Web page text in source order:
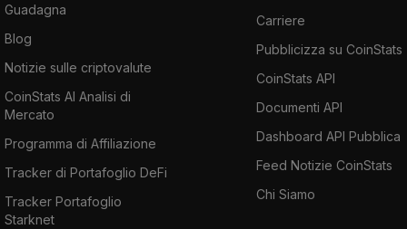
Guadagna
Blog
Notizie sulle criptovalute
CoinStats AI Analisi di
Mercato
Programma di Affiliazione
Tracker di Portafoglio DeFi
Tracker Portafoglio
Starknet
Carriere
Pubblicizza su CoinStats
CoinStats API
Documenti API
Dashboard API Pubblica
Feed Notizie CoinStats
Chi Siamo